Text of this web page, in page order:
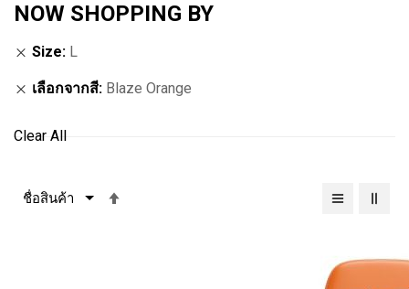
NOW SHOPPING BY
Size L
เลือกจากสี Blaze Orange
Clear All